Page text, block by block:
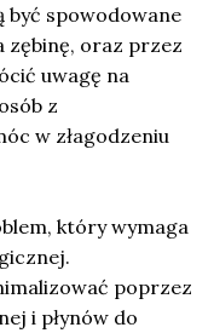
być spowodowane
zębinę, oraz przez
uwagę na
z
w złagodzeniu
który wymaga
poprzez
i płynów do